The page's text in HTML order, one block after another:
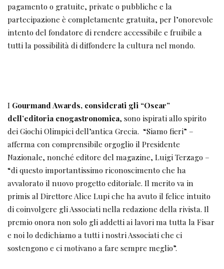
pagamento o gratuite, private o pubbliche e la
partecipazione è completamente gratuita, per l’onorevole
intento del fondatore di rendere accessibile e fruibile a
tutti la possibilità di diffondere la cultura nel mondo.
I Gourmand Awards, considerati gli “Oscar”
dell’editoria enogastronomica, sono ispirati allo spirito
dei Giochi Olimpici dell’antica Grecia. “Siamo fieri” –
afferma con comprensibile orgoglio il Presidente
Nazionale, nonché editore del magazine, Luigi Terzago –
“di questo importantissimo riconoscimento che ha
avvalorato il nuovo progetto editoriale. Il merito va in
primis al Direttore Alice Lupi che ha avuto il felice intuito
di coinvolgere gli Associati nella redazione della rivista. Il
premio onora non solo gli addetti ai lavori ma tutta la Fisar
e noi lo dedichiamo a tutti i nostri Associati che ci
sostengono e ci motivano a fare sempre meglio”.